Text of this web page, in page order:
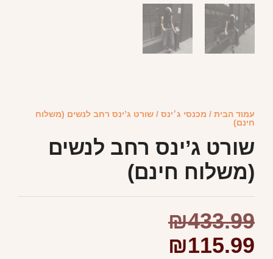
עמוד הבית / מכנסי ג׳ינס / שורט ג’ינס רחב לנשים (משלוח
חינם)
שורט ג’ינס רחב לנשים
(משלוח חינם)
₪433.99
₪115.99